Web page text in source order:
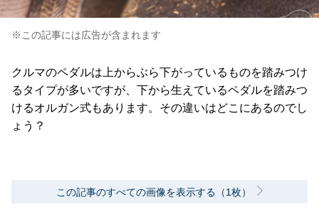
※この記事には広告が含まれます
クルマのペダルは上からぶら下がっているものを踏みつけ
るタイプが多いですが、下から生えているペダルを踏みつ
けるオルガン式もあります。その違いはどこにあるのでし
ょう？
この記事のすべての画像を表示する（1枚）